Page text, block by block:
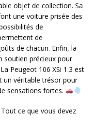
objet de collection. Sa
une voiture prisée des
de
de
de chacun. Enfin, la
soutien précieux pour
Peugeot 106 XSi 1.3 est
un véritable trésor pour
sensations fortes.
ce que vous devez